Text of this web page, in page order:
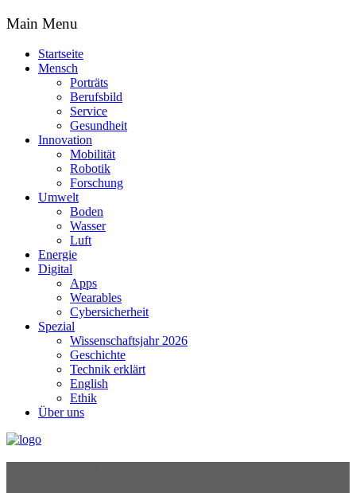
Main Menu
Startseite
Mensch
Porträts
Berufsbild
Service
Gesundheit
Innovation
Mobilität
Robotik
Forschung
Umwelt
Boden
Wasser
Luft
Energie
Digital
Apps
Wearables
Cybersicherheit
Spezial
Wissenschaftsjahr 2026
Geschichte
Technik erklärt
English
Ethik
Über uns